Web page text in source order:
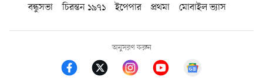
বন্ধুসভা
চিরন্তন ১৯৭১ ইপেপার প্রথমা মোবাইল ভ্যাস
অনুসরণ করুন